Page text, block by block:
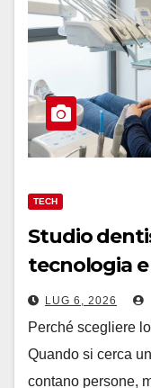
TECH
Studio
tecnologia
Marziali
LUG 6, 2026
Perché scegliere
Quando si cerca
contano persone,